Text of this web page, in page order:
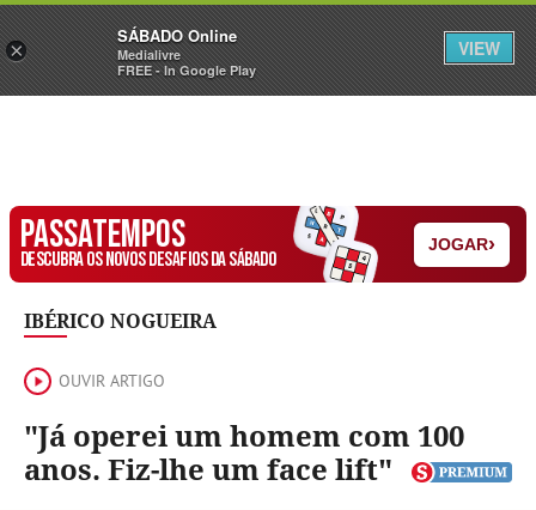
Sábado Assine Iniciar Sessão
PASSATEMPOS
DESCUBRA OS NOVOS DESAFIOS DA SÁBADO
JOGAR›
IBÉRICO NOGUEIRA
OUVIR ARTIGO
"Já operei um homem com 100
anos. Fiz-lhe um face lift"
×
SÁBADO Online
Medialivre
FREE - In Google Play
VIEW